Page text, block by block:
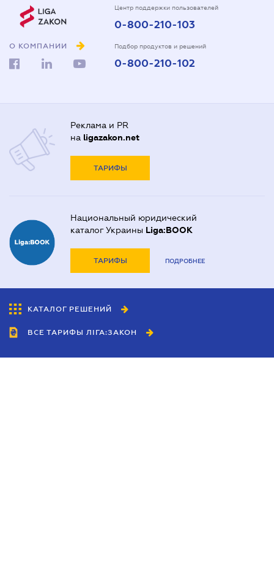
О КОМПАНИИ
Центр поддержки пользователей
0-800-210-103
Подбор продуктов и решений
0-800-210-102
Реклама и PR
на ligazakon.net
ТАРИФЫ
Национальный юридический
каталог Украины Liga:BOOK
ТАРИФЫ ПОДРОБНЕЕ
КАТАЛОГ РЕШЕНИЙ
ВСЕ ТАРИФЫ ЛІГА:ЗАКОН